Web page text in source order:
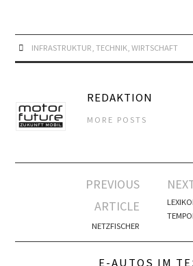
INFRASTRUKTUR TECHNIK WIRTSCHAFT
REDAKTION
MORE POSTS
Navigation
PREVIOUS
ARTICLE
NETZFISCHER
E-AUTOS IM